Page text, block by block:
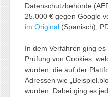
Datenschutzbehörde
25.000 € gegen Google
im Original(Spanisch),
In dem Verfahren ging
Prüfung von Cookies,
wurden, die auf der
Adressen wie
wurden. Dabei ging es